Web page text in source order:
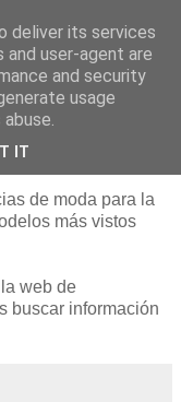
mujer
de moda para la
más vistos
web de
buscar información
deliver its services
and user-agent are
and security
usage
IT